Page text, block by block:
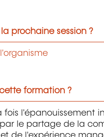
prochaine session ?
formation ?
fois l'épanouissement
le partage de la